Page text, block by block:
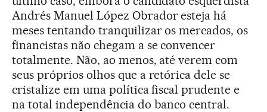
Andrés Manuel López Obrador esteja há
meses tentando tranquilizar os mercados, os
financistas não chegam a se convencer
totalmente. Não, ao menos, até verem com
seus próprios olhos que a retórica dele se
cristalize em uma política fiscal prudente e
na total independência do banco central.